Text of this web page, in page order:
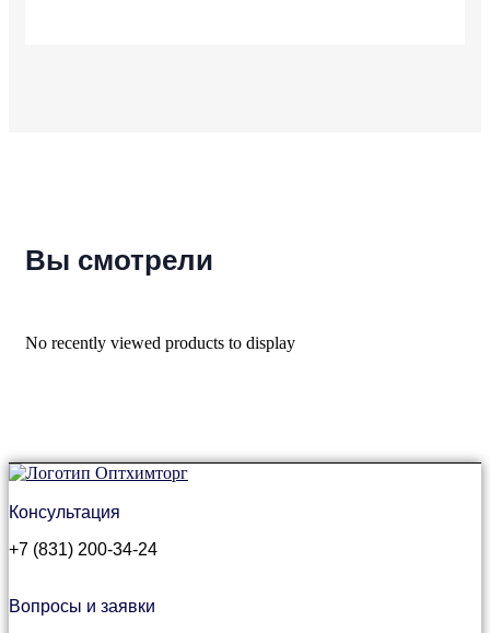
Вы смотрели
No recently viewed products to display
Консультация
+7 (831) 200-34-24
Вопросы и заявки